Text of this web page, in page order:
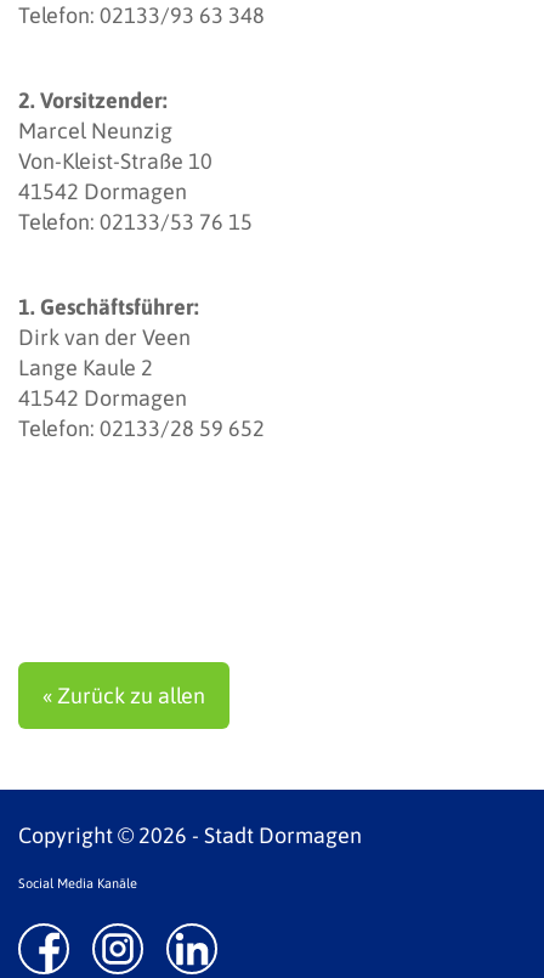
Telefon: 02133/93 63 348
2. Vorsitzender:
Marcel Neunzig
Von-Kleist-Straße 10
41542 Dormagen
Telefon: 02133/53 76 15
1. Geschäftsführer:
Dirk van der Veen
Lange Kaule 2
41542 Dormagen
Telefon: 02133/28 59 652
« Zurück zu allen
Copyright © 2026 - Stadt Dormagen
Social Media Kanäle